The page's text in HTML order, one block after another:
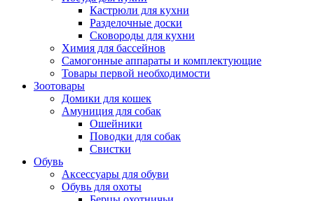
Кастрюли для кухни
Разделочные доски
Сковороды для кухни
Химия для бассейнов
Самогонные аппараты и комплектующие
Товары первой необходимости
Зоотовары
Домики для кошек
Амуниция для собак
Ошейники
Поводки для собак
Свистки
Обувь
Аксессуары для обуви
Обувь для охоты